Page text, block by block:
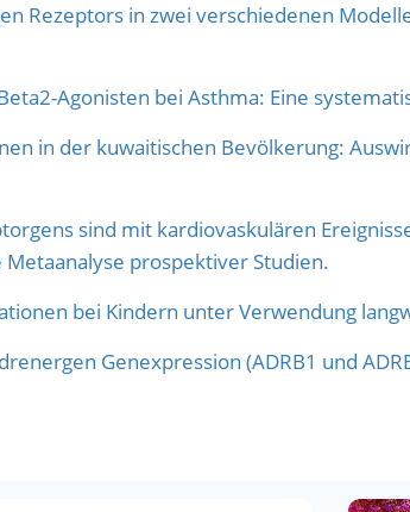
Rezeptors in zwei verschiedenen
Agonisten bei Asthma: Eine
in der kuwaitischen Bevölkerung:
sind mit kardiovaskulären
prospektiver Studien.
bei Kindern unter Verwendung
Genexpression (ADRB1 und